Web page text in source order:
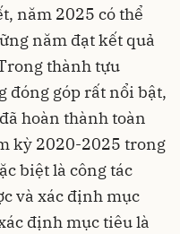
năm 2025 có thể
năm đạt kết quả
thành tựu
đóng góp rất nổi bật,
hoàn thành toàn
kỳ 2020-2025 trong
biệt là công tác
và xác định mục
định mục tiêu là